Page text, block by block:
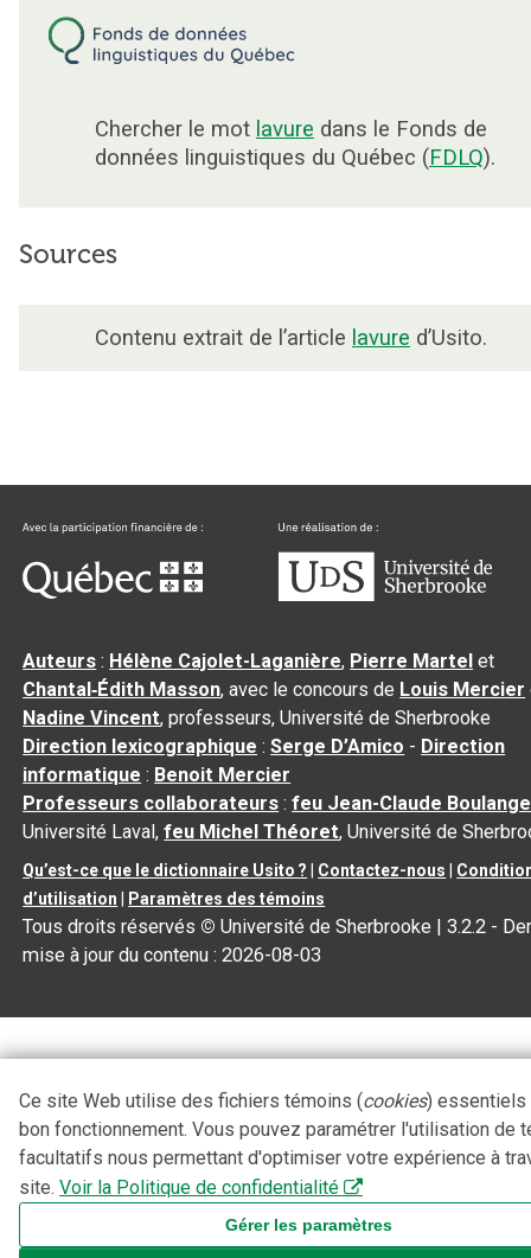
Chercher le mot lavure dans le Fonds de
données linguistiques du Québec (FDLQ).
Sources
Contenu extrait de l’article lavure d’Usito.
Auteurs : Hélène Cajolet-Laganière, Pierre Martel et
Chantal‑Édith Masson, avec le concours de Louis Mercier
Nadine Vincent, professeurs, Université de Sherbrooke
Direction lexicographique :Serge D’Amico - Direction
informatique : Benoit Mercier
Professeurs collaborateurs :feu Jean-Claude
Université Laval,feu Michel Théoret, Université de
Qu’est-ce que le dictionnaire Usito ? Contactez-nous
d’utilisation
Paramètres des témoins
Tous droits réservés © Université de Sherbrooke |3.2.2 -
mise à jour du contenu :2026-08-03
Ce site Web utilise des fichiers témoins (cookies) essentiels
bon fonctionnement. Vous pouvez paramétrer l'utilisation de
facultatifs nous permettant d'optimiser votre expérience à
site. Voir la Politique de confidentialité
Gérer les paramètres